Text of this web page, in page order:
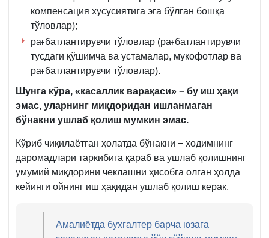
компенсация хусусиятига эга бўлган бошқа
тўловлар);
рағбатлантирувчи тўловлар (рағбатлантирувчи
тусдаги қўшимча ва устамалар, мукофотлар ва
рағбатлантирувчи тўловлар).
Шунга кўра, «касаллик варақаси» − бу иш ҳақи
эмас, уларнинг миқдоридан ишланмаган
бўнакни ушлаб қолиш мумкин эмас.
Кўриб чиқилаётган ҳолатда бўнакни − ходимнинг
даромадлари таркибига қараб ва ушлаб қолишнинг
умумий миқдорини чеклашни ҳисобга олган ҳолда
кейинги ойнинг иш ҳақидан ушлаб қолиш керак.
Амалиётда бухгалтер барча юзага